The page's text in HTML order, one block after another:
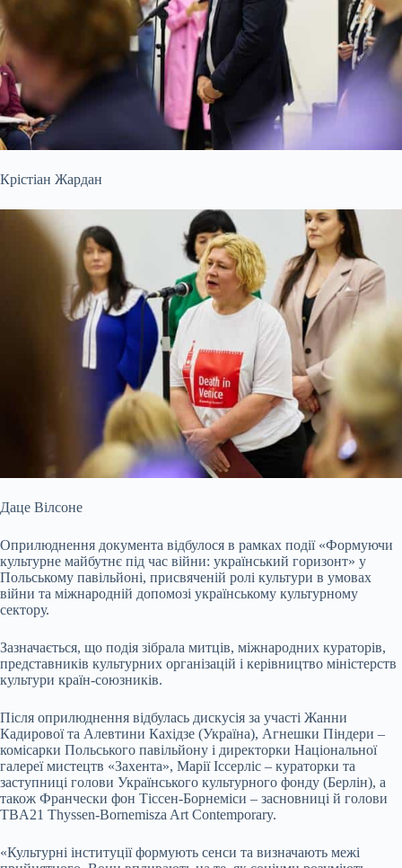
Крістіан Жардан
Даце Вілсоне
Оприлюднення документа відбулося в рамках події «Формуючи
культурне майбутнє під час війни: український горизонт» у
Польському павільйоні, присвяченій ролі культури в умовах
війни та міжнародній допомозі українському культурному
сектору.
Зазначається, що подія зібрала митців, міжнародних кураторів,
представників культурних організацій і керівництво міністерств
культури країн-союзників.
Після оприлюднення відбулась дискусія за участі Жанни
Кадирової та Алевтини Кахідзе (Україна), Агнешки Піндери –
комісарки Польського павільйону і директорки Національної
галереї мистецтв «Захента», Марії Іссерліс – кураторки та
заступниці голови Українського культурного фонду (Берлін), а
також Франчески фон Тіссен-Борнеміси – засновниці й голови
TBA21 Thyssen-Bornemisza Art Contemporary.
«Культурні інституції формують сенси та визначають межі